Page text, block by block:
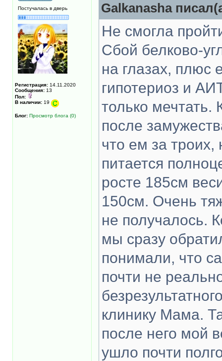
Постучалась в дверь
Регистрация: 14.11.2020
Сообщения: 13
Пол:
В наличии: 19
Блог: Просмотр блога (0)
Galkanasha
Не смогла
Сбой белково-
на глазах,
гипотериоз и
только мечтать.
после
что ем за троих,
питается
росте 185см
150см. Очень
не получалось.
мы сразу
понимали, что
почти не
клинику Мама.
после него мой
ушло почти